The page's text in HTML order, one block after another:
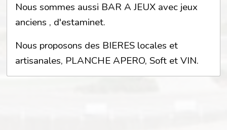
Nous sommes aussi BAR A JEUX avec jeux
anciens , d'estaminet.
Nous proposons des BIERES locales et
artisanales, PLANCHE APERO, Soft et VIN.